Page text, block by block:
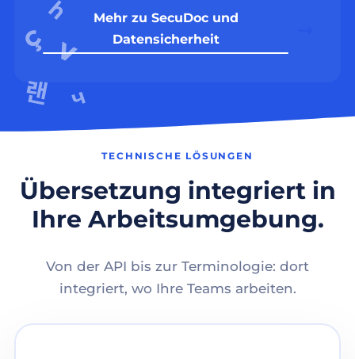
Mehr zu SecuDoc und
Datensicherheit
TECHNISCHE LÖSUNGEN
Übersetzung integriert in
Ihre Arbeitsumgebung.
Von der API bis zur Terminologie: dort
integriert, wo Ihre Teams arbeiten.